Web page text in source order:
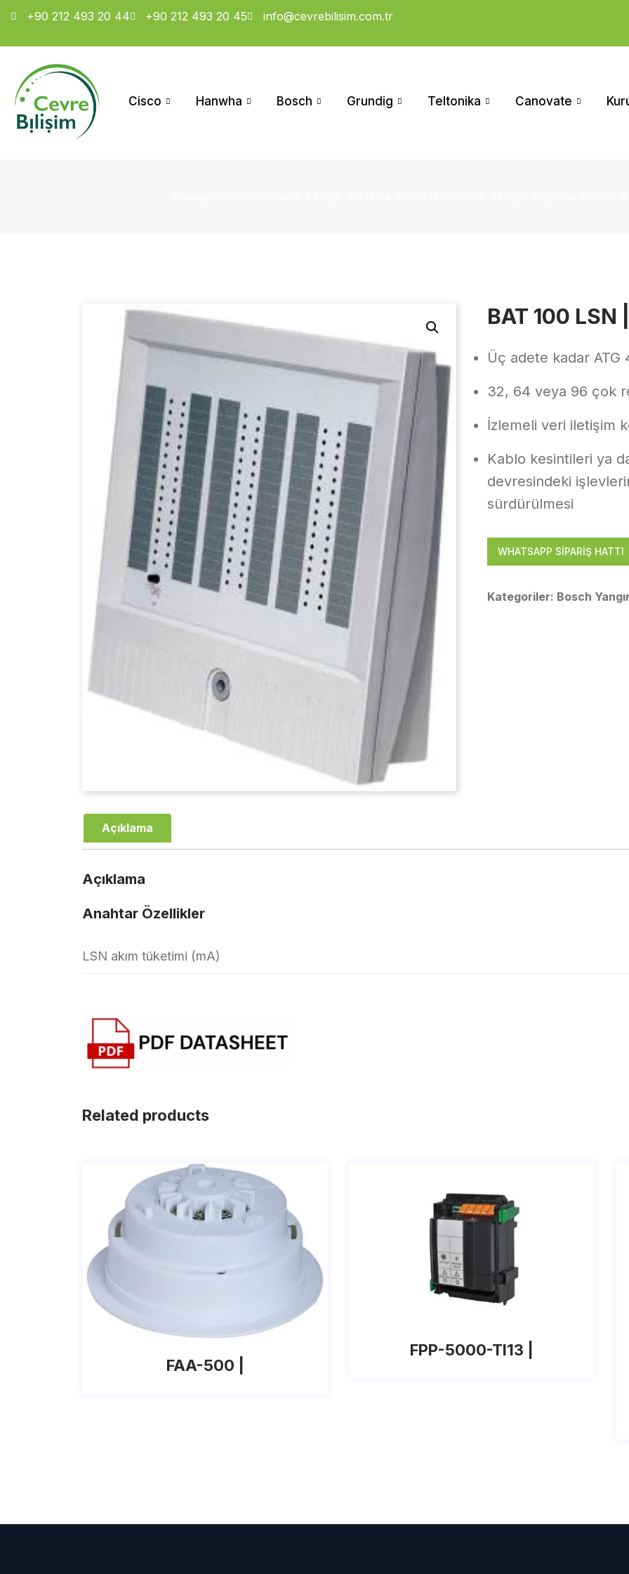
+90 212 493 20 44 +90 212 493 20 45 info@cevrebilisim.com.tr
Cisco Hanwha Bosch Grundig Teltonika Canovate
BAT 100 LSN
Üç adete kadar
32, 64 veya 96 çok
İzlemeli veri iletişim
Kablo kesintileri ya
devresindeki
sürdürülmesi
WHATSAPP SİPARİŞ HATTI
Kategoriler: Bosch
Açıklama
Açıklama
Anahtar Özellikler
LSN akım tüketimi (mA)
Related products
FAA-500 |
FPP-5000-TI13 |